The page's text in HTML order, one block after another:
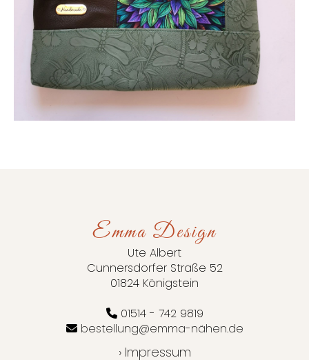
Emma Design
Ute Albert
Cunnersdorfer Straße 52
01824 Königstein
01514 - 742 9819
bestellung@emma-nähen.de
› Impressum